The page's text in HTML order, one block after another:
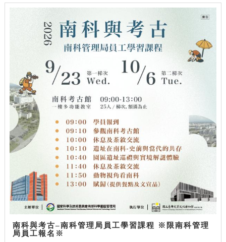
南科與考古–南科管理局員工學習課程 ※限南科管理
局員工報名※